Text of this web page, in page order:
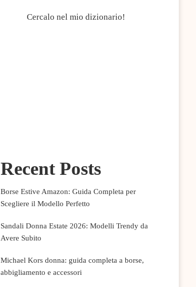
Cercalo nel mio dizionario!
Recent Posts
Borse Estive Amazon: Guida Completa per
Scegliere il Modello Perfetto
Sandali Donna Estate 2026: Modelli Trendy da
Avere Subito
Michael Kors donna: guida completa a borse,
abbigliamento e accessori